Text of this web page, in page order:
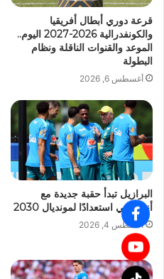
قرعة دوري أبطال أفريقيا
والكونفدرالية 2026-2027 اليوم..
الموعد والقنوات الناقلة ونظام
البطولة
أغسطس 6, 2026
البرازيل تبدأ حقبة جديدة مع
أنشيلوتي استعدادًا لمونديال 2030
أغسطس 4, 2026